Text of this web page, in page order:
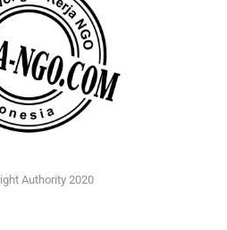
Authority 2020